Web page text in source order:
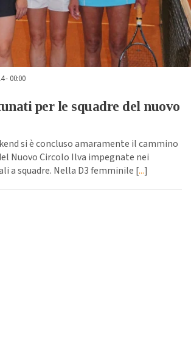
- 00:00
per le squadre del nuovo
si è concluso amaramente il cammino
Nuovo Circolo Ilva impegnate nei
a squadre. Nella D3 femminile [...]